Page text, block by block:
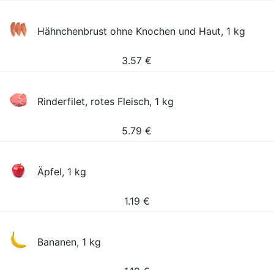
Hähnchenbrust ohne Knochen und Haut, 1 kg
3.57 €
Rinderfilet, rotes Fleisch, 1 kg
5.79 €
Äpfel, 1 kg
1.19 €
Bananen, 1 kg